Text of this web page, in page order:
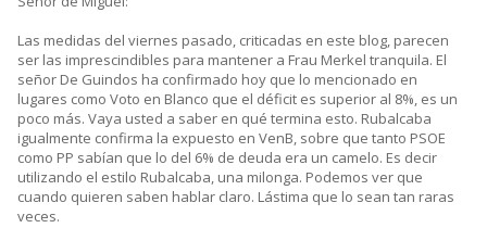
Las medidas del viernes pasado, criticadas en este blog, parecen
ser las imprescindibles para mantener a Frau Merkel tranquila. El
señor De Guindos ha confirmado hoy que lo mencionado en
lugares como Voto en Blanco que el déficit es superior al 8%, es un
poco más. Vaya usted a saber en qué termina esto. Rubalcaba
igualmente confirma la expuesto en VenB, sobre que tanto PSOE
como PP sabían que lo del 6% de deuda era un camelo. Es decir
utilizando el estilo Rubalcaba, una milonga. Podemos ver que
cuando quieren saben hablar claro. Lástima que lo sean tan raras
veces.